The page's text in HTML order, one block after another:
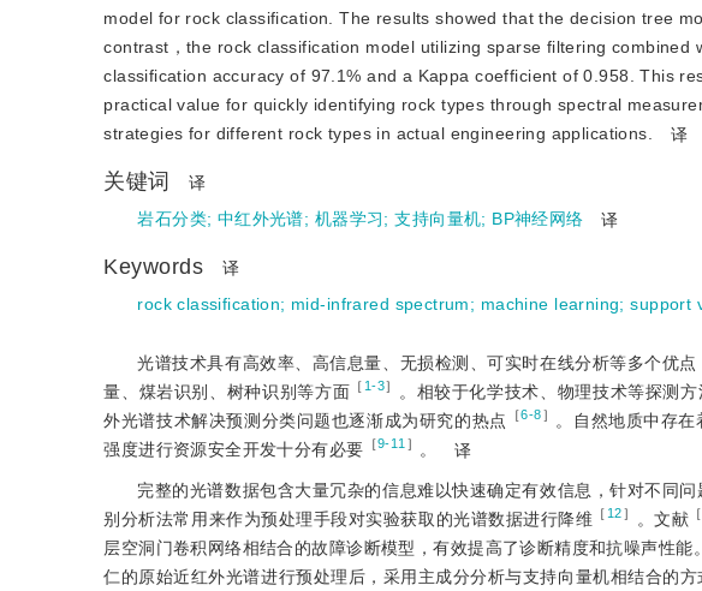
model for rock classification. The results showed that the decision tree
contrast，the rock classification model utilizing sparse filtering
classification accuracy of 97.1% and a Kappa coefficient of 0.958. This
practical value for quickly identifying rock types through spectral
strategies for different rock types in actual engineering applications.
译
关键词
译
岩石分类; 中红外光谱; 机器学习;支持向量机; BP神经网络 译
Keywords
译
rock classification; mid-infrared spectrum; machine learning;support
光谱技术具有高效率、高信息量、无损检测、可实时在线分析等多个优
量、煤岩识别、树种识别等方面 ［ 1-3］ 。相较于化学技术、物理技术等探测
外光谱技术解决预测分类问题也逐渐成为研究的热点
［6-8］
。自然地质中存
强度进行资源安全开发十分有必要 ［9-11 ］ 。 译
完整的光谱数据包含大量冗杂的信息难以快速确定有效信息，针对不同
别分析法常用来作为预处理手段对实验获取的光谱数据进行降维 ［ 12］ 。文献 ［
层空洞门卷积网络相结合的故障诊断模型，有效提高了诊断精度和抗噪声性能
仁的原始近红外光谱进行预处理后，采用主成分分析与支持向量机相结合的